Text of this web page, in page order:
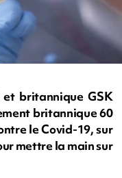
britannique GSK
britannique 60
le Covid-19, sur
mettre la main sur